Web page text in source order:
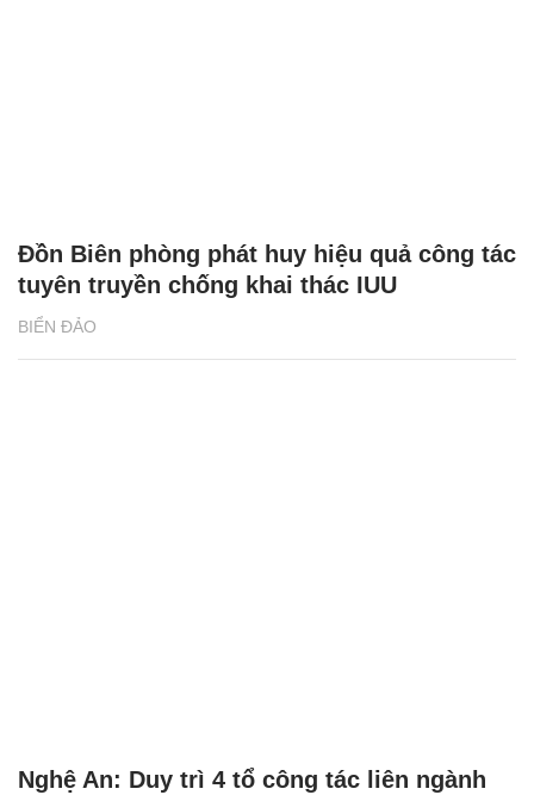
BIỂN ĐẢO
Đồn Biên phòng phát huy hiệu quả công tác
tuyên truyền chống khai thác IUU
Nghệ An: Duy trì 4 tổ công tác liên ngành